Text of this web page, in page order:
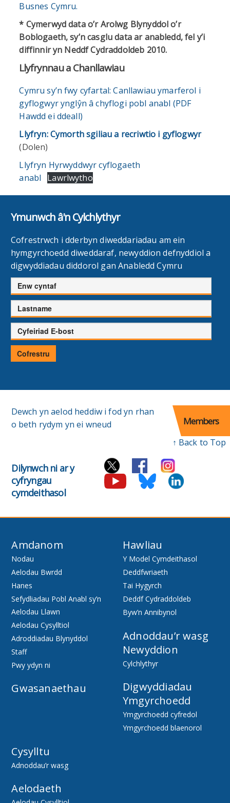
Busnes Cymru.
* Cymerwyd data o’r Arolwg Blynyddol o’r
Boblogaeth, sy’n casglu data ar anabledd, fel y’i
diffinnir yn Neddf Cydraddoldeb 2010.
Llyfrynnau a Chanllawiau
Cymru sy’n fwy cyfartal: Canllawiau ymarferol i
gyflogwyr ynglŷn â chyflogi pobl anabl (PDF
Hawdd ei ddeall)
Llyfryn: Cymorth sgiliau a recriwtio i gyflogwyr
(Dolen)
Llyfryn Hyrwyddwyr cyflogaeth
anabl
Lawrlwytho
Ymunwch â'n Cylchlythyr
Cofrestrwch i dderbyn diweddariadau am ein
hymgyrchoedd diweddaraf, newyddion defnyddiol a
digwyddiadau diddorol gan Anabledd Cymru
Enw
cyntaf
Cyfenw
Cyfeiriad
E-
bost
Cofrestru
Dewch yn aelod heddiw i fod yn rhan
o beth rydym yn ei wneud
Members
↑ Back to Top
Dilynwch ni ar y
cyfryngau
cymdeithasol
Amdanom
Nodau
Aelodau Bwrdd
Hanes
Sefydliadau Pobl Anabl sy’n
Aelodau Llawn
Aelodau Cysylltiol
Adroddiadau Blynyddol
Staff
Pwy ydyn ni
Gwasanaethau
Hawliau
Y Model Cymdeithasol
Deddfwriaeth
Tai Hygyrch
Deddf Cydraddoldeb
Byw’n Annibynol
Adnoddau’r wasg
Newyddion
Cylchlythyr
Digwyddiadau
Ymgyrchoedd
Ymgyrchoedd cyfredol
Ymgyrchoedd blaenorol
Cysylltu
Adnoddau’r wasg
Aelodaeth